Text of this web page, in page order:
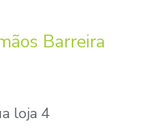
Barreira
loja 4